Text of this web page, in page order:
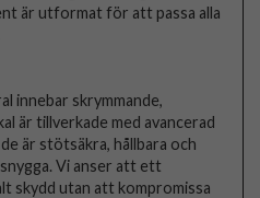
är utformat för att passa alla
innebar skrymmande,
är tillverkade med avancerad
är stötsäkra, hållbara och
Vi anser att ett
skydd utan att kompromissa